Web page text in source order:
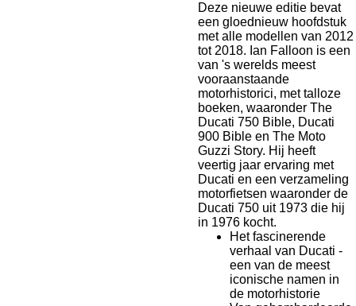
Deze nieuwe editie bevat
een gloednieuw hoofdstuk
met alle modellen van 2012
tot 2018. Ian Falloon is een
van 's werelds meest
vooraanstaande
motorhistorici, met talloze
boeken, waaronder The
Ducati 750 Bible, Ducati
900 Bible en The Moto
Guzzi Story. Hij heeft
veertig jaar ervaring met
Ducati en een verzameling
motorfietsen waaronder de
Ducati 750 uit 1973 die hij
in 1976 kocht.
Het fascinerende
verhaal van Ducati -
een van de meest
iconische namen in
de motorhistorie